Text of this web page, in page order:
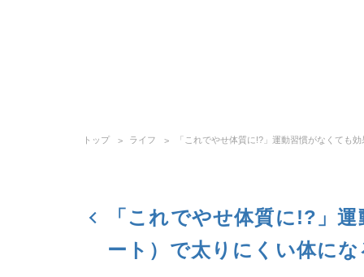
トップ ライフ 「これでやせ体質に!?」運動習慣がなくても
「これでやせ体質に!?」
ート）で太りにくい体にな